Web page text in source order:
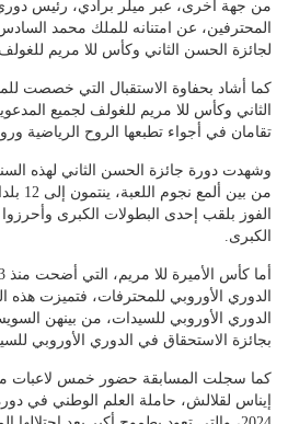
من جهة أخرى، عبر ميلر برادي، رئيس دوري
المحترفين، عن امتنانه للملك محمد
لجائزة الحسن الثاني وكأس للا مريم للغولف.
كما أشاد بحفاوة الاستقبال التي خصصت
الثاني وكأس للا مريم للغولف لجميع
تقامان في أجواء تطبعها الروح الرياضية
الكبرى.
الدوري الأوروبي للسيدات، من بينهن
بجائزة الاستحقاق في الدوري الأوروبي
كما سجلت المسابقة حضور خمس لاعبات
إيناس لقلالش، حاملة العلم الوطني في